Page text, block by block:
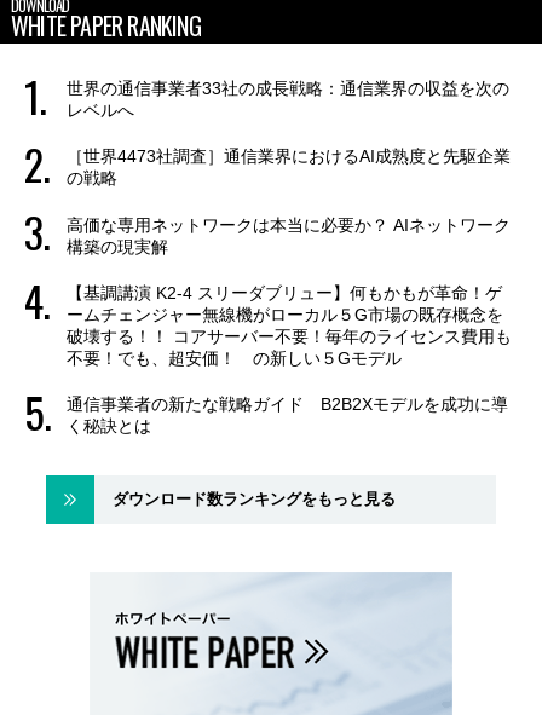
WHITE PAPER RANKING
世界の通信事業者33社の成長戦略：通信業界の収益を次の
レベルへ
［世界4473社調査］通信業界におけるAI成熟度と先駆企業
の戦略
高価な専用ネットワークは本当に必要か？ AIネットワーク
構築の現実解
【基調講演 K2-4 スリーダブリュー】何もかもが革命！ゲ
ームチェンジャー無線機がローカル５G市場の既存概念を
破壊する！！ コアサーバー不要！毎年のライセンス費用も
不要！でも、超安価！ の新しい５Gモデル
通信事業者の新たな戦略ガイド B2B2Xモデルを成功に導
く秘訣とは
ダウンロード数ランキングをもっと見る